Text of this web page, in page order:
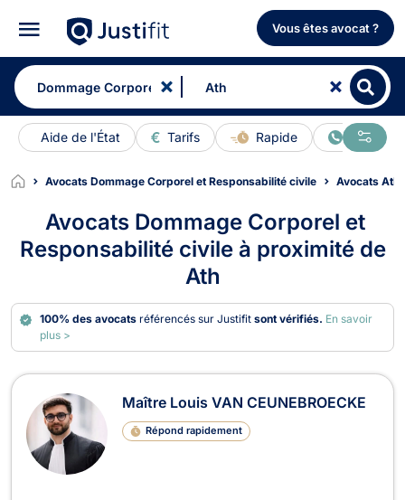
Vous êtes avocat ?
Aide de l'État Tarifs Rapide En ligne
Avocats Dommage Corporel et Responsabilité civile Avocats Ath
Avocats Dommage Corporel et
Responsabilité civile à proximité de
Ath
100% des avocats référencés sur Justifitsont vérifiés. En savoir
plus >
Avocats en Dommage Corporel et
Maître Louis VAN CEUNEBROECKE
Répond rapidement